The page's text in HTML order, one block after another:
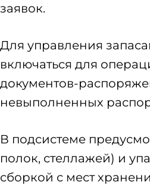
заявок.
Для управления
включаться для
документов-
невыполненных
В подсистеме
полок, стеллажей) и
сборкой с мест